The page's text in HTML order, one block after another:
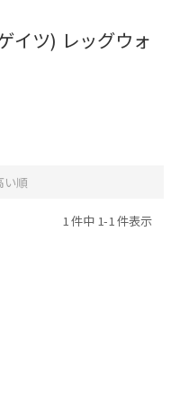
イツ) レッグウォ
い順
1 件中 1-1 件表示